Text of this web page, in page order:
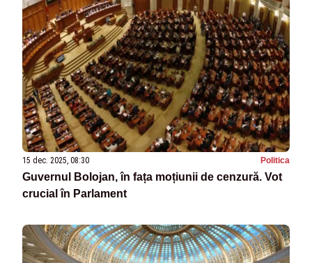
15 dec. 2025, 08:30 Politica
Guvernul Bolojan, în fața moțiunii de cenzură. Vot
crucial în Parlament